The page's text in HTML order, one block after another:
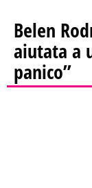
Belen
aiutata a
panico”